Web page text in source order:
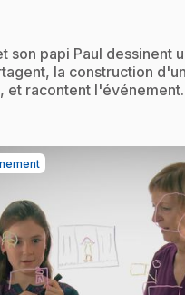
son papi Paul dessinent
la construction
et racontent l'événement.